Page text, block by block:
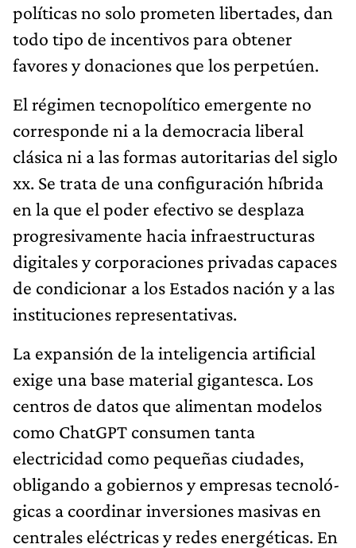
políticas no solo prometen libertades, dan
todo tipo de incentivos para obtener
favores y donaciones que los perpetúen.
El régimen tecnopolítico emergente no
corresponde ni a la democracia liberal
clásica ni a las formas autoritarias del siglo
xx. Se trata de una configuración híbrida
en la que el poder efectivo se desplaza
progresivamente hacia infraestruc­turas
digitales y corporaciones privadas capaces
de condicio­nar a los Estados nación y a las
instituciones representativas.
La expansión de la inteligencia artificial
exige una base material gigantesca. Los
centros de datos que alimentan mo­delos
como ChatGPT consumen tanta
electricidad como pe­queñas ciudades,
obligando a gobiernos y empresas tecnoló­
gicas a coordinar inversiones masivas en
centrales eléctricas y redes energéticas. En